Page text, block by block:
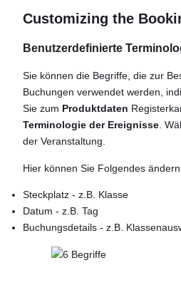
Customizing the
Benutzerdefinierte
Sie können die Begriffe, die zur
Buchungen verwendet werden,
Sie zum Produktdaten
Terminologie der Ereignisse .
der Veranstaltung.
Hier können Sie Folgendes
Steckplatz - z.B. Klasse
Datum - z.B. Tag
Buchungsdetails - z.B.